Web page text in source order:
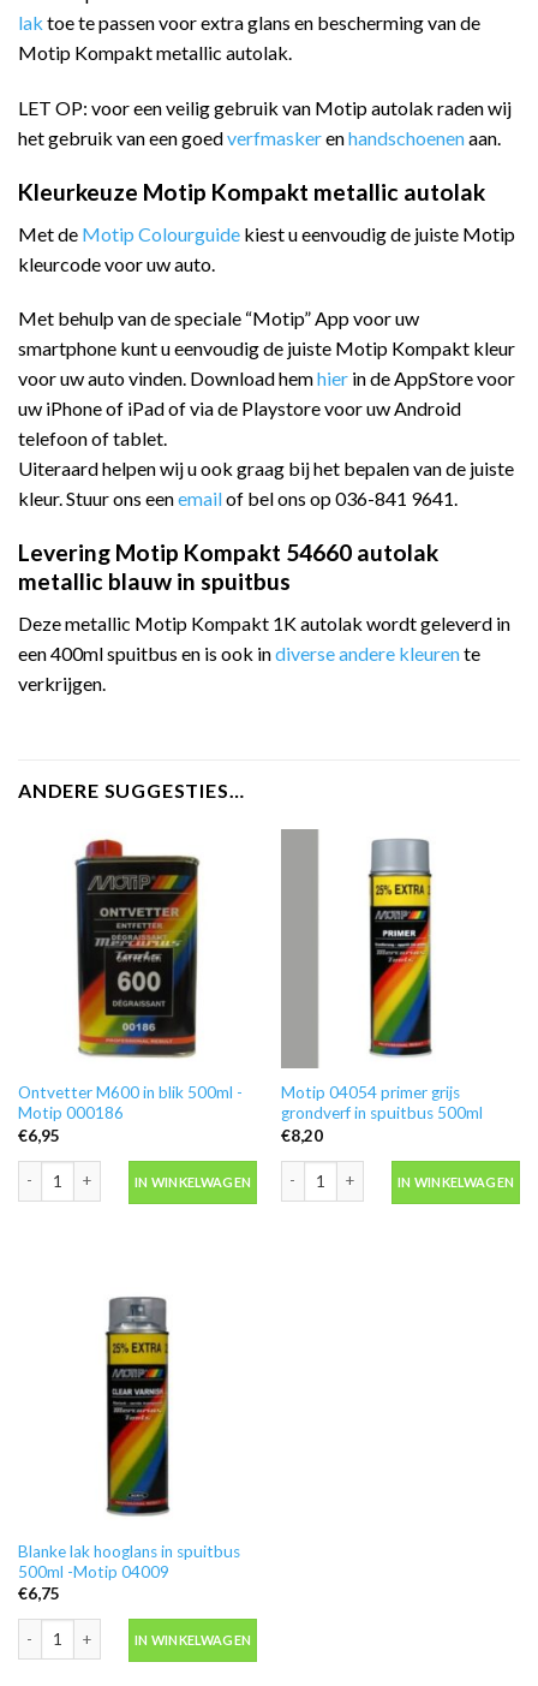
lak toe te passen voor extra glans en bescherming van de
Motip Kompakt metallic autolak.
LET OP: voor een veilig gebruik van Motip autolak raden wij
het gebruik van een goedverfmaskerenhandschoenenaan.
Kleurkeuze Motip Kompakt metallic autolak
Met de Motip Colourguide kiest u eenvoudig de juiste Motip
kleurcode voor uw auto.
Met behulp van de speciale “Motip” App voor uw
smartphone kunt u eenvoudig de juiste Motip Kompakt kleur
voor uw auto vinden. Download hemhier in de AppStore voor
uw iPhone of iPad of via de Playstore voor uw Android
telefoon of tablet.
Uiteraard helpen wij u ook graag bij het bepalen van de juiste
kleur. Stuur ons eenemailof bel ons op 036-841 9641.
Levering Motip Kompakt 54660 autolak
metallic blauw in spuitbus
Deze metallic Motip Kompakt 1K autolak wordt geleverd in
een 400ml spuitbus en is ook indiverse andere kleurente
verkrijgen.
ANDERE SUGGESTIES…
Ontvetter M600 in blik 500ml -
Motip 000186
€6,95
IN WINKELWAGEN
Motip 04054 primer grijs
grondverf in spuitbus 500ml
€8,20
IN WINKELWAGEN
Blanke lak hooglans in spuitbus
500ml -Motip 04009
€6,75
Blanke lak hooglans in spuitbus 500ml -Motip 04009 aantal
IN WINKELWAGEN